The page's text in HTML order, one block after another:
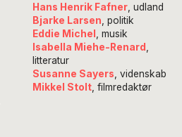
Hans Henrik Fafner, udland
Bjarke Larsen , politik
Eddie Michel
, musik
Isabella Miehe-Renard
litteratur
Susanne Sayers , videnskab
Mikkel Stolt, filmredaktør